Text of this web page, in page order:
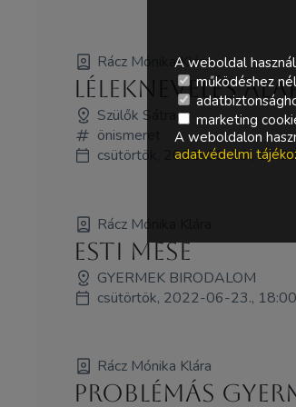
Rácz Mónika Klára
Léleknevelés
Szülők Sátra
önismeret
csütörtök, 2022-06-23., 16:00
Rácz Mónika Klára
Esti mese
GYERMEK BIRODALOM
csütörtök, 2022-06-23.,
Rácz Mónika Klára
Problémás
A weboldal
működéshez
marketing
A weboldalon
adatvédelmi